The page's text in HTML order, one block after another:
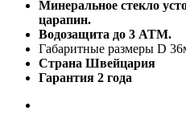
Минеральное стекло
царапин.
Водозащита до 3 АТМ.
Габаритные размеры D
Страна Швейцария
Гарантия 2 года